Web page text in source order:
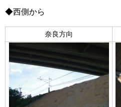
◆西側から
奈良方向